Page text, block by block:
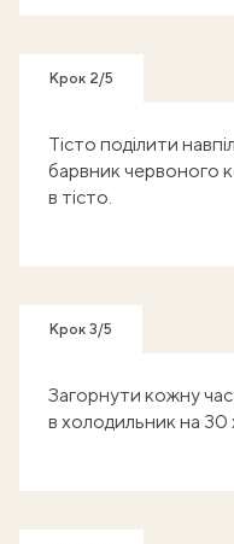
Крок 2/5
Тісто поділити
барвник червоного
в тісто.
Крок 3/5
Загорнути кожну
в холодильник на 30